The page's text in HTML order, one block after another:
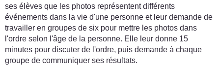
ses élèves que les photos représentent différents
événements dans la vie d'une personne et leur demande de
travailler en groupes de six pour mettre les photos dans
l'ordre selon l'âge de la personne. Elle leur donne 15
minutes pour discuter de l'ordre, puis demande à chaque
groupe de communiquer ses résultats.